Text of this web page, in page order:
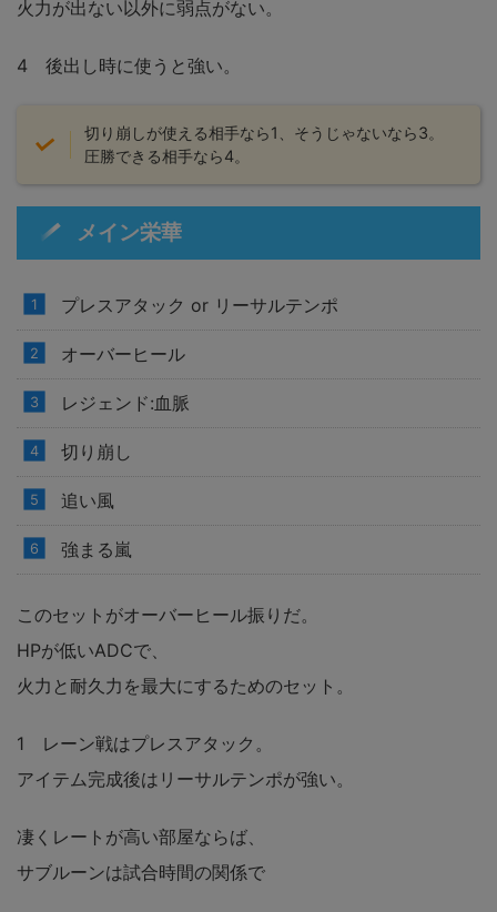
火力が出ない以外に弱点がない。
4 後出し時に使うと強い。
切り崩しが使える相手なら1、そうじゃないなら3。
圧勝できる相手なら4。
メイン栄華
プレスアタック or リーサルテンポ
オーバーヒール
レジェンド:血脈
切り崩し
追い風
強まる嵐
このセットがオーバーヒール振りだ。
HPが低いADCで、
火力と耐久力を最大にするためのセット。
1 レーン戦はプレスアタック。
アイテム完成後はリーサルテンポが強い。
凄くレートが高い部屋ならば、
サブルーンは試合時間の関係で